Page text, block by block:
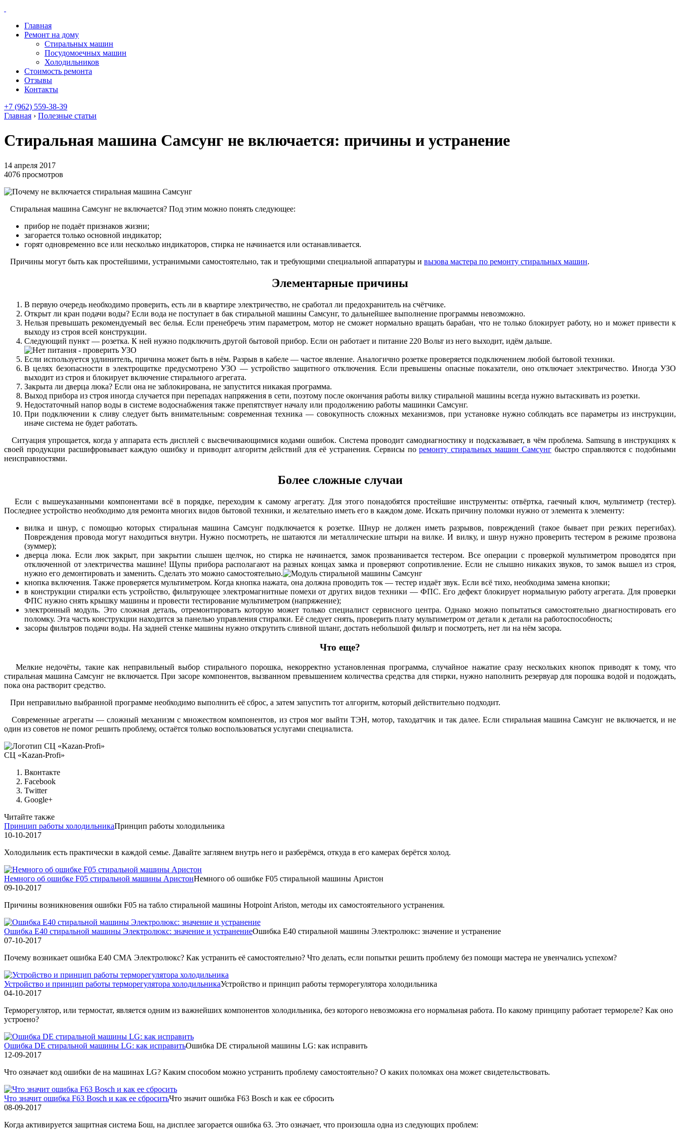
Главная
Ремонт на дому
Стиральных машин
Посудомоечных машин
Холодильников
Стоимость ремонта
Отзывы
Контакты
+7 (962) 559-38-39
Главная › Полезные статьи
Стиральная машина Самсунг не включается: причины и устранение
14 апреля 2017
4076 просмотров
Стиральная машина Самсунг не включается? Под этим можно понять следующее:
прибор не подаёт признаков жизни;
загорается только основной индикатор;
горят одновременно все или несколько индикаторов, стирка не начинается или останавливается.
Причины могут быть как простейшими, устранимыми самостоятельно, так и требующими специальной аппаратуры и вызова мастера по ремонту стиральных машин.
Элементарные причины
В первую очередь необходимо проверить, есть ли в квартире электричество, не сработал ли предохранитель на счётчике.
Открыт ли кран подачи воды? Если вода не поступает в бак стиральной машины Самсунг, то дальнейшее выполнение программы невозможно.
Нельзя превышать рекомендуемый вес белья. Если пренебречь этим параметром, мотор не сможет нормально вращать барабан, что не только блокирует работу, но и может привести к
выходу из строя всей конструкции.
Следующий пункт — розетка. К ней нужно подключить другой бытовой прибор. Если он работает и питание 220 Вольт из него выходит, идём дальше.
Если используется удлинитель, причина может быть в нём. Разрыв в кабеле — частое явление. Аналогично розетке проверяется подключением любой бытовой техники.
В целях безопасности в электрощитке предусмотрено УЗО — устройство защитного отключения. Если превышены опасные показатели, оно отключает электричество. Иногда УЗО
выходит из строя и блокирует включение стирального агрегата.
Закрыта ли дверца люка? Если она не заблокирована, не запустится никакая программа.
Выход прибора из строя иногда случается при перепадах напряжения в сети, поэтому после окончания работы вилку стиральной машины всегда нужно вытаскивать из розетки.
Недостаточный напор воды в системе водоснабжения также препятствует началу или продолжению работы машинки Самсунг.
При подключении к сливу следует быть внимательным: современная техника — совокупность сложных механизмов, при установке нужно соблюдать все параметры из инструкции,
иначе система не будет работать.
Ситуация упрощается, когда у аппарата есть дисплей с высвечивающимися кодами ошибок. Система проводит самодиагностику и подсказывает, в чём проблема. Samsung в инструкциях к
своей продукции расшифровывает каждую ошибку и приводит алгоритм действий для её устранения. Сервисы поремонту стиральных машин Самсунгбыстро справляются с подобными
неисправностями.
Более сложные случаи
Если с вышеуказанными компонентами всё в порядке, переходим к самому агрегату. Для этого понадобятся простейшие инструменты: отвёртка, гаечный ключ, мультиметр (тестер).
Последнее устройство необходимо для ремонта многих видов бытовой техники, и желательно иметь его в каждом доме. Искать причину поломки нужно от элемента к элементу:
вилка и шнур, с помощью которых стиральная машина Самсунг подключается к розетке. Шнур не должен иметь разрывов, повреждений (такое бывает при резких перегибах).
Повреждения провода могут находиться внутри. Нужно посмотреть, не шатаются ли металлические штыри на вилке. И вилку, и шнур нужно проверить тестером в режиме прозвона
(зуммер);
дверца люка. Если люк закрыт, при закрытии слышен щелчок, но стирка не начинается, замок прозванивается тестером. Все операции с проверкой мультиметром проводятся при
отключенной от электричества машине! Щупы прибора располагают на разных концах замка и проверяют сопротивление. Если не слышно никаких звуков, то замок вышел из строя,
нужно его демонтировать и заменить. Сделать это можно самостоятельно.
кнопка включения. Также проверяется мультиметром. Когда кнопка нажата, она должна проводить ток — тестер издаёт звук. Если всё тихо, необходима замена кнопки;
в конструкции стиралки есть устройство, фильтрующее электромагнитные помехи от других видов техники — ФПС. Его дефект блокирует нормальную работу агрегата. Для проверки
ФПС нужно снять крышку машины и провести тестирование мультиметром (напряжение);
электронный модуль. Это сложная деталь, отремонтировать которую может только специалист сервисного центра. Однако можно попытаться самостоятельно диагностировать его
поломку. Эта часть конструкции находится за панелью управления стиралки. Её следует снять, проверить плату мультиметром от детали к детали на работоспособность;
засоры фильтров подачи воды. На задней стенке машины нужно открутить сливной шланг, достать небольшой фильтр и посмотреть, нет ли на нём засора.
Что еще?
Мелкие недочёты, такие как неправильный выбор стирального порошка, некорректно установленная программа, случайное нажатие сразу нескольких кнопок приводят к тому, что
стиральная машина Самсунг не включается. При засоре компонентов, вызванном превышением количества средства для стирки, нужно наполнить резервуар для порошка водой и подождать,
пока она растворит средство.
При неправильно выбранной программе необходимо выполнить её сброс, а затем запустить тот алгоритм, который действительно подходит.
Современные агрегаты — сложный механизм с множеством компонентов, из строя мог выйти ТЭН, мотор, таходатчик и так далее. Если стиральная машина Самсунг не включается, и не
один из советов не помог решить проблему, остаётся только воспользоваться услугами специалиста.
СЦ «Kazan-Profi»
Вконтакте
Facebook
Twitter
Google+
Читайте также
Принцип работы холодильникаПринцип работы холодильника
10-10-2017
Холодильник есть практически в каждой семье. Давайте заглянем внутрь него и разберёмся, откуда в его камерах берётся холод.
Немного об ошибке F05 стиральной машины АристонНемного об ошибке F05 стиральной машины Аристон
09-10-2017
Причины возникновения ошибки F05 на табло стиральной машины Hotpoint Ariston, методы их самостоятельного устранения.
Ошибка Е40 стиральной машины Электролюкс: значение и устранениеОшибка Е40 стиральной машины Электролюкс: значение и устранение
07-10-2017
Почему возникает ошибка Е40 СМА Электролюкс? Как устранить её самостоятельно? Что делать, если попытки решить проблему без помощи мастера не увенчались успехом?
Устройство и принцип работы терморегулятора холодильникаУстройство и принцип работы терморегулятора холодильника
04-10-2017
Терморегулятор, или термостат, является одним из важнейших компонентов холодильника, без которого невозможна его нормальная работа. По какому принципу работает термореле? Как оно
устроено?
Ошибка DE стиральной машины LG: как исправитьОшибка DE стиральной машины LG: как исправить
12-09-2017
Что означает код ошибки de на машинах LG? Каким способом можно устранить проблему самостоятельно? О каких поломках она может свидетельствовать.
Что значит ошибка F63 Bosch и как ее сброситьЧто значит ошибка F63 Bosch и как ее сбросить
08-09-2017
Когда активируется защитная система Бош, на дисплее загорается ошибка 63. Это означает, что произошла одна из следующих проблем: